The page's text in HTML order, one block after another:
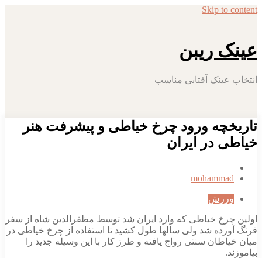
Skip to
ریبن
عینک آفتابی مناسب
ورود چرخ خیاطی و پیشرفت هنر
در ایران
خیاطی که وارد ایران شد توسط مظفرالدین شاه از سفر
شد ولی سالها طول کشید تا استفاده از چرخ خیاطی در
سنتی رواج یافته و طرز کار با این وسیله جدید را